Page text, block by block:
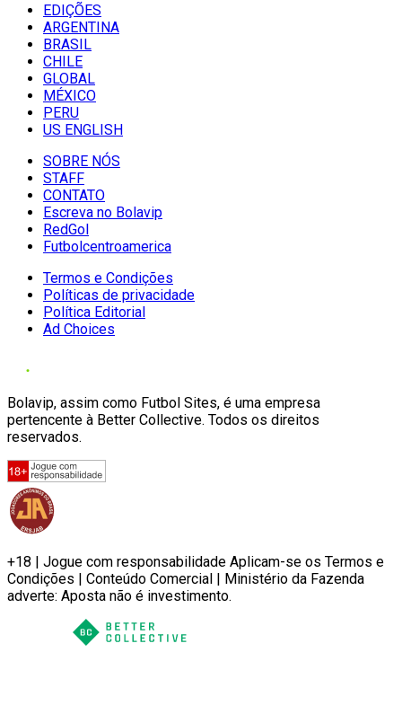
EDIÇÕES
ARGENTINA
BRASIL
CHILE
GLOBAL
MÉXICO
PERU
US ENGLISH
SOBRE NÓS
STAFF
CONTATO
Escreva no Bolavip
RedGol
Futbolcentroamerica
Termos e Condições
Políticas de privacidade
Política Editorial
Ad Choices
Bolavip, assim como Futbol Sites, é uma empresa
pertencente à Better Collective. Todos os direitos
reservados.
+18 | Jogue com responsabilidade Aplicam-se os Termos e
Condições | Conteúdo Comercial | Ministério da Fazenda
adverte: Aposta não é investimento.